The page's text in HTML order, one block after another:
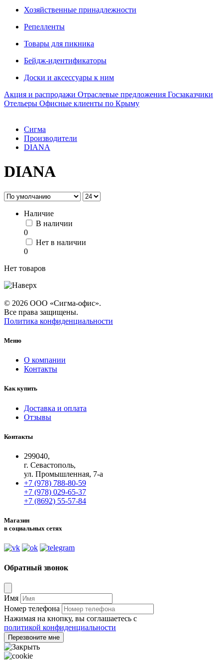
Хозяйственные принадлежности
Репелленты
Товары для пикника
Бейдж-идентификаторы
Доски и аксессуары к ним
Акция и распродажи Отраслевые предложения Госзаказчики
Отельеры Офисные клиенты по Крыму
Сигма
Производители
DIANA
DIANA
Наличие
В наличии
0
Нет в наличии
0
Нет товаров
© 2026 ООО «Сигма-офис».
Все права защищены.
Политика конфиденциальности
Меню
О компании
Контакты
Как купить
Доставка и оплата
Отзывы
Контакты
299040,
г. Севастополь,
ул. Промышленная, 7-а
+7 (978) 788-80-59
+7 (978) 029-65-37
+7 (8692) 55-57-84
Магазин
в социальных сетях
Обратный звонок
Имя
Номер телефона
Нажимая на кнопку, вы соглашаетесь с
политикой конфиденциальности
Перезвоните мне